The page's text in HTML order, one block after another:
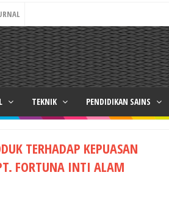
TEKNIK PENDIDIKAN SAINS
TERHADAP KEPUASAN
FORTUNA INTI ALAM